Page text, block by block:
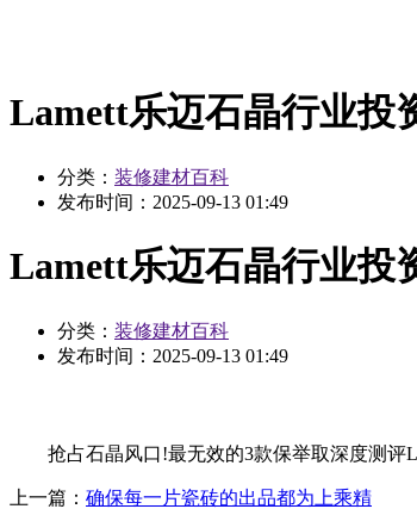
Lamett乐迈石晶行业投
分类： 装修建材百科
发布时间： 2025-09-13 01:49
Lamett乐迈石晶行业投
分类： 装修建材百科
发布时间： 2025-09-13 01:49
抢占石晶风口!最无效的3款保举取深度测评
上一篇： 确保每一片瓷砖的出品都为上乘精